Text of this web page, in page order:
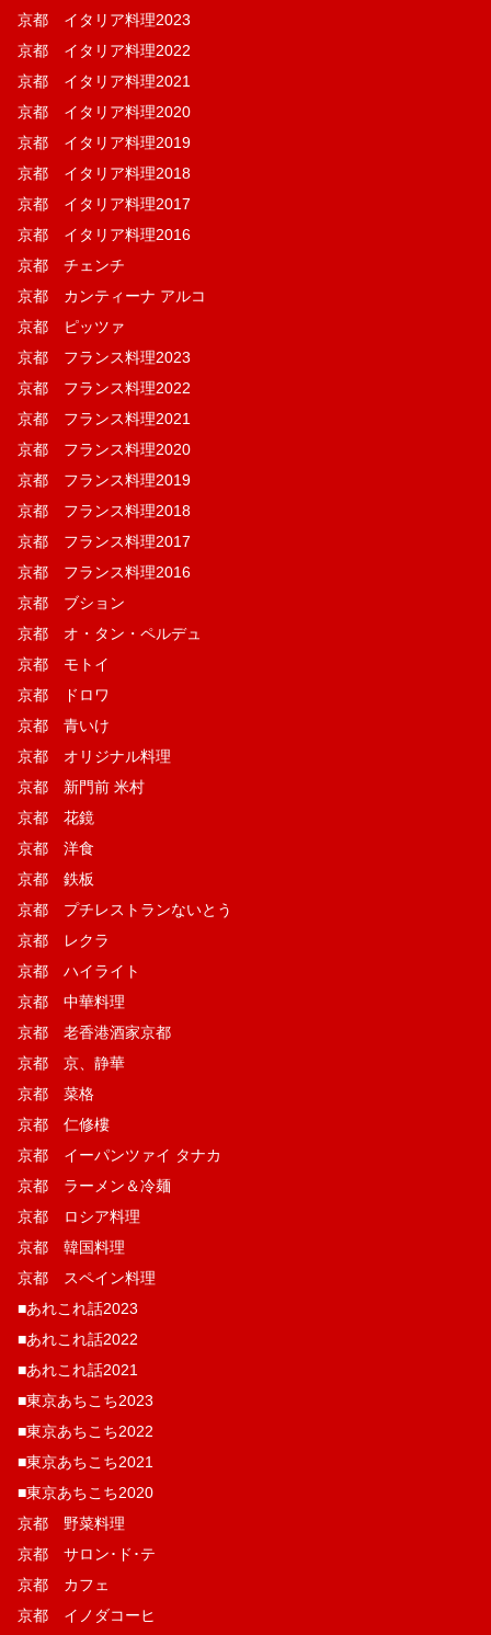
京都 イタリア料理2023
京都 イタリア料理2022
京都 イタリア料理2021
京都 イタリア料理2020
京都 イタリア料理2019
京都 イタリア料理2018
京都 イタリア料理2017
京都 イタリア料理2016
京都 チェンチ
京都 カンティーナ アルコ
京都 ピッツァ
京都 フランス料理2023
京都 フランス料理2022
京都 フランス料理2021
京都 フランス料理2020
京都 フランス料理2019
京都 フランス料理2018
京都 フランス料理2017
京都 フランス料理2016
京都 ブション
京都 オ・タン・ペルデュ
京都 モトイ
京都 ドロワ
京都 青いけ
京都 オリジナル料理
京都 新門前 米村
京都 花鏡
京都 洋食
京都 鉄板
京都 プチレストランないとう
京都 レクラ
京都 ハイライト
京都 中華料理
京都 老香港酒家京都
京都 京、静華
京都 菜格
京都 仁修樓
京都 イーパンツァイ タナカ
京都 ラーメン＆冷麺
京都 ロシア料理
京都 韓国料理
京都 スペイン料理
■あれこれ話2023
■あれこれ話2022
■あれこれ話2021
■東京あちこち2023
■東京あちこち2022
■東京あちこち2021
■東京あちこち2020
京都 野菜料理
京都 サロン･ド･テ
京都 カフェ
京都 イノダコーヒ